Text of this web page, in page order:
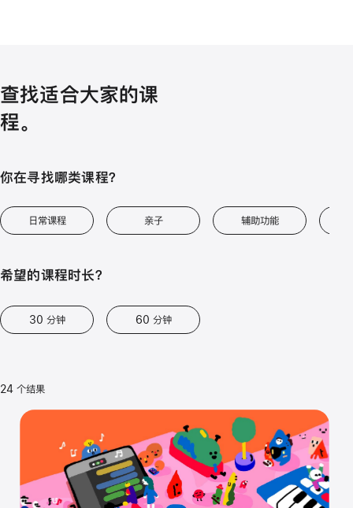
查找适合大家的课
程。
你在寻找哪类课程？
日常课程 亲子 辅助功能
希望的课程时长？
30 分钟 60 分钟
24 个结果